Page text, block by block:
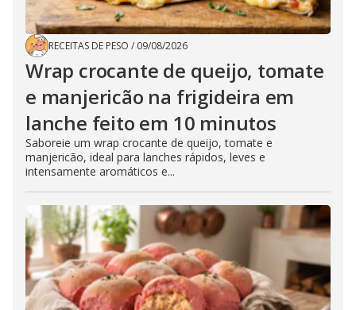
RECEITAS DE PESO / 09/08/2026
Wrap crocante de queijo, tomate
e manjericão na frigideira em
lanche feito em 10 minutos
Saboreie um wrap crocante de queijo, tomate e
manjericão, ideal para lanches rápidos, leves e
intensamente aromáticos e...